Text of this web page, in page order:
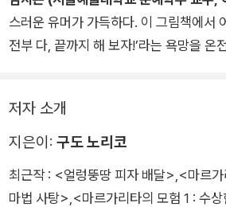
시아 전역에서 열렬한 사랑을 받고 있다.
스러운 유머가 가득하다. 이 그림책에서
전부 다, 끝까지 해 보자!’라는 욕망을 온
저자 소개
지은이: 구도 노리코
최근작 : <얼렁뚱땅 피자 배달> <마르
마법 사탕> <마르가리타의 모험 1 : 수